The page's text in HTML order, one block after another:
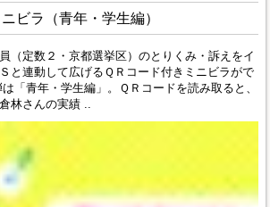
ビラ（青年・学生編）
（定数２・京都選挙区）のとりくみ・訴えをイ
と連動して広げるＱＲコード付きミニビラがで
「青年・学生編」。ＱＲコードを読み取ると、
林さんの実績 ..